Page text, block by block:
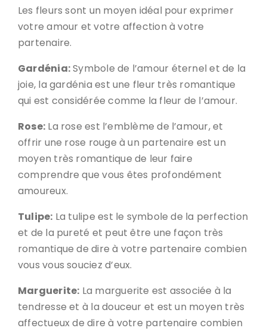
Les fleurs sont un moyen idéal pour exprimer
votre amour et votre affection à votre
partenaire.
Gardénia:Symbole de l’amour éternel et de la
joie, la gardénia est une fleur très romantique
qui est considérée comme la fleur de l’amour.
Rose: La rose est l’emblème de l’amour, et
offrir une rose rouge à un partenaire est un
moyen très romantique de leur faire
comprendre que vous êtes profondément
amoureux.
Tulipe: La tulipe est le symbole de la perfection
et de la pureté et peut être une façon très
romantique de dire à votre partenaire combien
vous vous souciez d’eux.
Marguerite: La marguerite est associée à la
tendresse et à la douceur et est un moyen très
affectueux de dire à votre partenaire combien